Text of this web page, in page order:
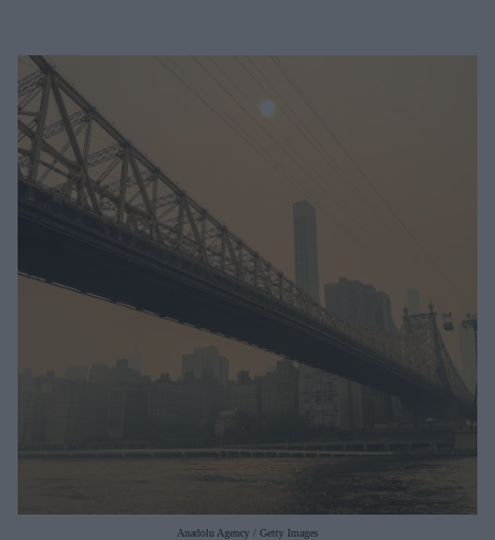
Well being
Ψυχολογία
Υγεία + Διατροφή
Σχέσεις & Σεξ
Woman Power
Συνεντεύξεις
Anadolu Agency / Getty Images